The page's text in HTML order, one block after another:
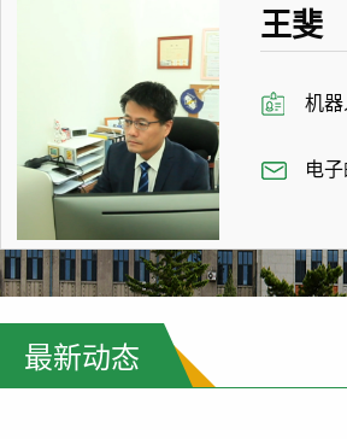
王斐
机
电子
最新动态